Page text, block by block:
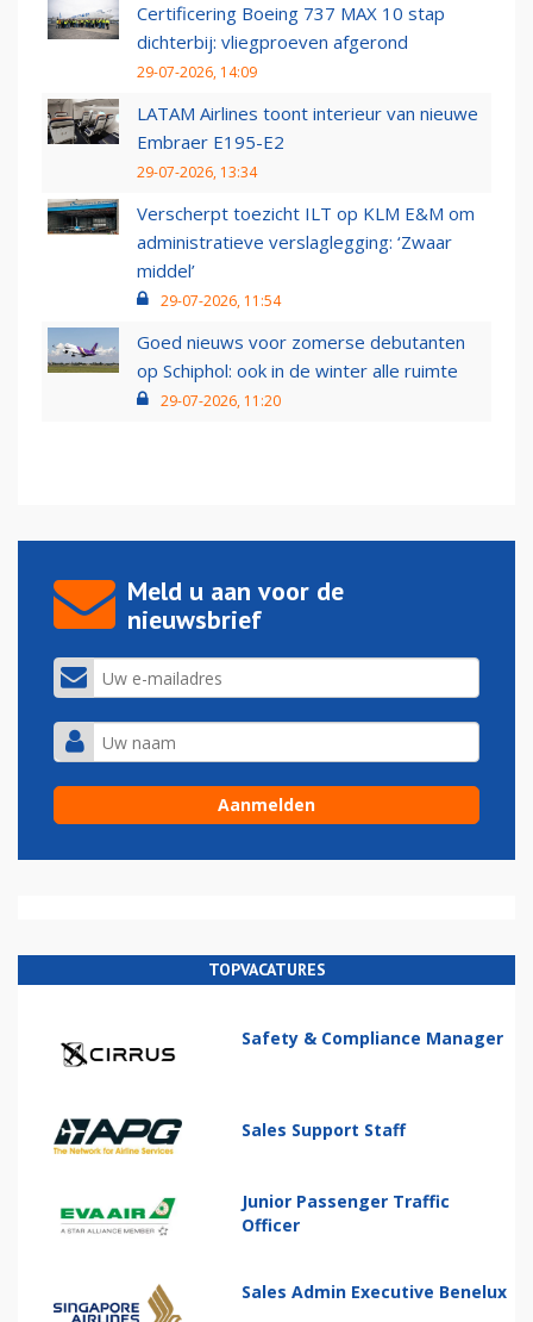
Certificering Boeing 737 MAX 10 stap
dichterbij: vliegproeven afgerond
29-07-2026, 14:09
LATAM Airlines toont interieur van nieuwe
Embraer E195-E2
29-07-2026, 13:34
Verscherpt toezicht ILT op KLM E&M om
administratieve verslaglegging: ‘Zwaar
middel’
29-07-2026, 11:54
Goed nieuws voor zomerse debutanten
op Schiphol: ook in de winter alle ruimte
29-07-2026, 11:20
Meld u aan voor de
nieuwsbrief
TOPVACATURES
Safety & Compliance Manager
Sales Support Staff
Junior Passenger Traffic
Officer
Sales Admin Executive Benelux